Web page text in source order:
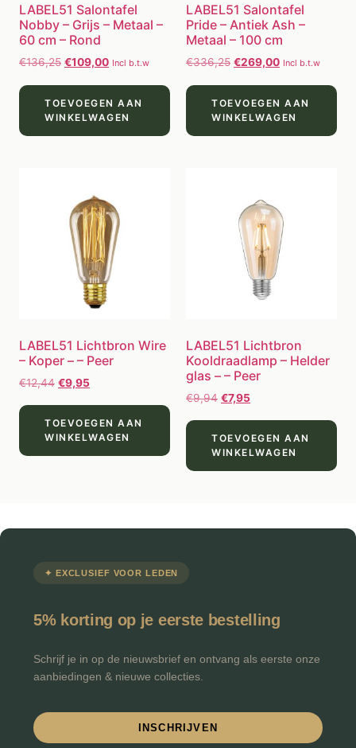
LABEL51 Salontafel
Nobby – Grijs – Metaal –
60 cm – Rond
€136,25 €109,00 Incl b.t.w
TOEVOEGEN AAN
WINKELWAGEN
LABEL51 Salontafel
Pride – Antiek Ash –
Metaal – 100 cm
€336,25 €269,00 Incl b.t.w
TOEVOEGEN AAN
WINKELWAGEN
LABEL51 Lichtbron Wire
– Koper – – Peer
€12,44 €9,95
TOEVOEGEN AAN
WINKELWAGEN
LABEL51 Lichtbron
Kooldraadlamp – Helder
glas – – Peer
€9,94 €7,95
TOEVOEGEN AAN
WINKELWAGEN
✦ EXCLUSIEF VOOR LEDEN
5% korting op je eerste bestelling
Schrijf je in op de nieuwsbrief en ontvang als eerste onze
aanbiedingen & nieuwe collecties.
INSCHRIJVEN